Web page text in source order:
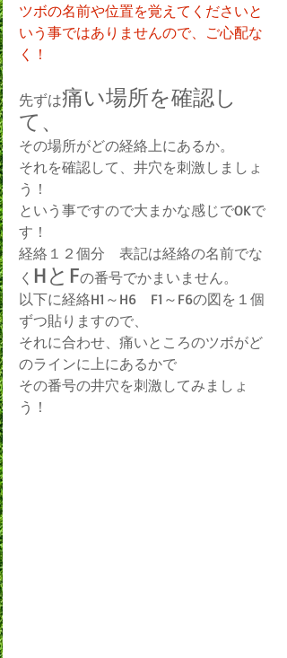
ツボの名前や位置を覚えてくださいと
いう事ではありませんので、ご心配な
く！
先ずは痛い場所を確認し
て、
その場所がどの経絡上にあるか。
それを確認して、井穴を刺激しましょ
う！
という事ですので大まかな感じでOKで
す！
経絡１２個分　表記は経絡の名前でな
く HとFの番号でかまいません。
以下に経絡H1～H6　F1～F6の図を１個
ずつ貼りますので、
それに合わせ、痛いところのツボがど
のラインに上にあるかで
その番号の井穴を刺激してみましょ
う！